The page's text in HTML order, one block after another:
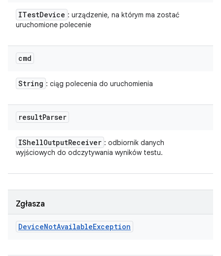
ITestDevice : urządzenie, na którym ma zostać
uruchomione polecenie
cmd
String : ciąg polecenia do uruchomienia
resultParser
IShellOutputReceiver : odbiornik danych
wyjściowych do odczytywania wyników testu.
Zgłasza
DeviceNotAvailableException